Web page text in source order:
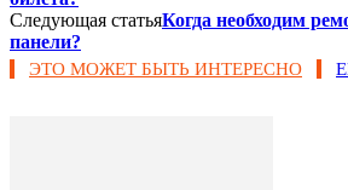
Следующая статьяКогда необходим
панели?
ЭТО МОЖЕТ БЫТЬ ИНТЕРЕСНО